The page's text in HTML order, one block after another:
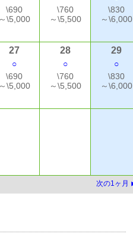
\690
～\5,000
\760
～\5,500
\830
～\6,000
27
○
\690
～\5,000
28
○
\760
～\5,500
29
○
\830
～\6,000
次の1ヶ月